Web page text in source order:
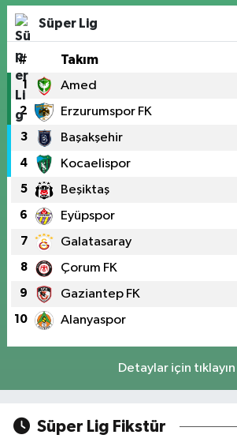
Süper Lig
# Takım
1 Amed
2 Erzurumspor FK
3 Başakşehir
4 Kocaelispor
5 Beşiktaş
6 Eyüpspor
7 Galatasaray
8 Çorum FK
9 Gaziantep FK
10 Alanyaspor
Detaylar için tıklayın
Süper Lig Fikstür